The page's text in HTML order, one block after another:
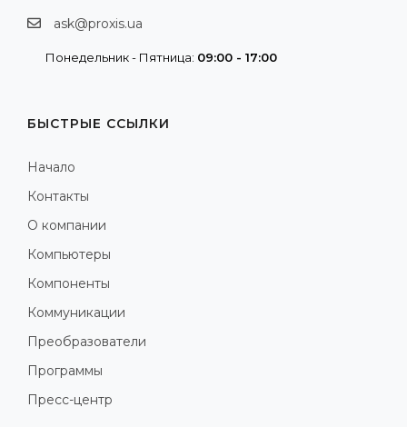
ask@proxis.ua
Понедельник - Пятница: 09:00 - 17:00
БЫСТРЫЕ ССЫЛКИ
Начало
Контакты
О компании
Компьютеры
Компоненты
Коммуникации
Преобразователи
Программы
Пресс-центр